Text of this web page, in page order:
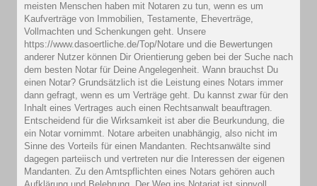
meisten Menschen haben mit Notaren zu tun, wenn es um
Kaufverträge von Immobilien, Testamente, Eheverträge,
Vollmachten und Schenkungen geht. Unsere
https://www.dasoertliche.de/Top/Notare und die Bewertungen
anderer Nutzer können Dir Orientierung geben bei der Suche nach
dem besten Notar für Deine Angelegenheit. Wann brauchst Du
einen Notar? Grundsätzlich ist die Leistung eines Notars immer
dann gefragt, wenn es um Verträge geht. Du kannst zwar für den
Inhalt eines Vertrages auch einen Rechtsanwalt beauftragen.
Entscheidend für die Wirksamkeit ist aber die Beurkundung, die
ein Notar vornimmt. Notare arbeiten unabhängig, also nicht im
Sinne des Vorteils für einen Mandanten. Rechtsanwälte sind
dagegen parteiisch und vertreten nur die Interessen der eigenen
Mandanten. Zu den Amtspflichten eines Notars gehören auch